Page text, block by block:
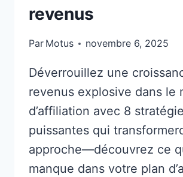
revenus
Par Motus novembre 6, 2025
Déverrouillez une
revenus explosive dans le
d’affiliation avec 8
puissantes qui
approche—découvrez ce
manque dans votre plan